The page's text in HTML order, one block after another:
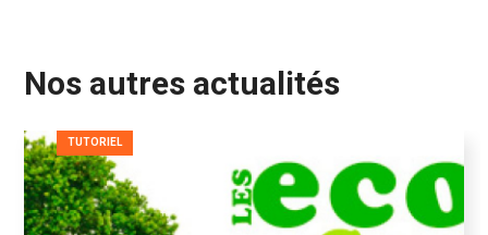
Nos autres actualités
TUTORIEL